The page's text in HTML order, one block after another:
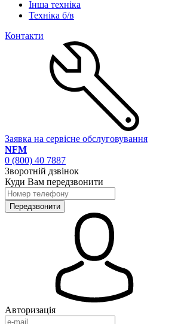
Інша техніка
Техніка б/в
Контакти
Заявка на сервісне обслуговування
NFM
0 (800) 40 7887
Зворотній дзвінок
Куди Вам передзвонити
Авторизація